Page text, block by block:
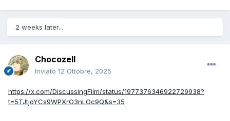
2 weeks later...
Chocozell
Inviato 12 Ottobre, 2025
https://x.com/DiscussingFilm/status/1977376346922729938?
t=5TJtjoYCs9WPXrO3nLOc9Q&s=35